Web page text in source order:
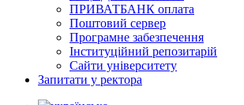
ПРИВАТБАНК оплата
Поштовий сервер
Програмне забезпечення
Інституційний репозитарій
Сайти університету
Запитати у ректора